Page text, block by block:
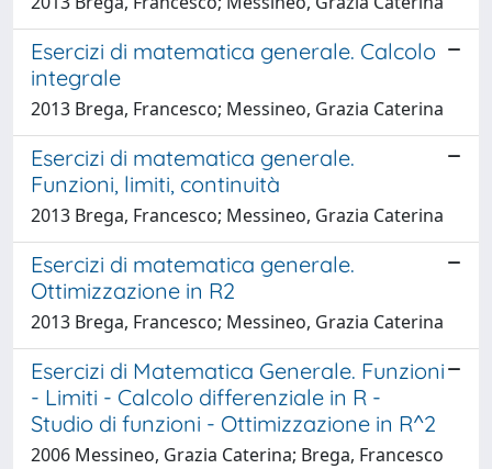
Esercizi di matematica generale. Calcolo
integrale
2013 Brega, Francesco; Messineo, Grazia Caterina
Esercizi di matematica generale.
Funzioni, limiti, continuità
2013 Brega, Francesco; Messineo, Grazia Caterina
Esercizi di matematica generale.
Ottimizzazione in R2
2013 Brega, Francesco; Messineo, Grazia Caterina
Esercizi di Matematica Generale. Funzioni
- Limiti - Calcolo differenziale in R -
Studio di funzioni - Ottimizzazione in R^2
2006 Messineo, Grazia Caterina; Brega, Francesco